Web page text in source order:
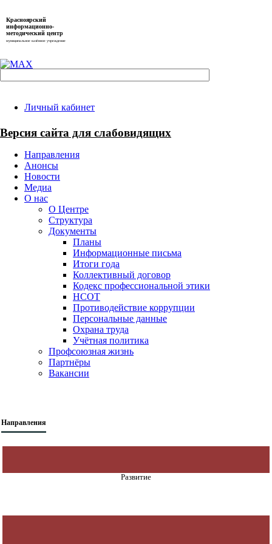
Красноярский
информационно-
методический центр
муниципальное казённое учреждение
Личный кабинет
Версия сайта для слабовидящих
Направления
Анонсы
Новости
Медиа
О нас
О Центре
Структура
Документы
Планы
Информационные письма
Итоги года
Коллективный договор
Кодекс профессиональной этики
НСОТ
Противодействие коррупции
Персональные данные
Охрана труда
Учётная политика
Профсоюзная жизнь
Партнёры
Вакансии
Направления
Развитие